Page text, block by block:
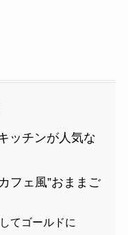
ッチンが人気な
フェ風”おままご
てゴールドに